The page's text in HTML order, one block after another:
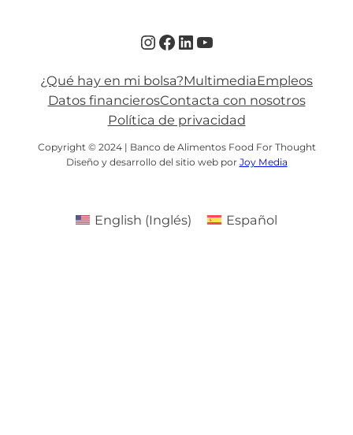
Instagram
Facebook
LinkedIn
YouTube
¿Qué hay en mi bolsa?MultimediaEmpleos
Datos financierosContacta con nosotros
Política de privacidad
Copyright © 2024 | Banco de Alimentos Food For Thought
Diseño y desarrollo del sitio web por Joy Media
English (Inglés) Español